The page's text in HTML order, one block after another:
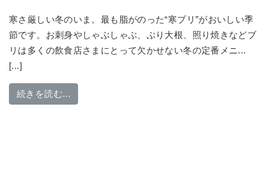
寒さ厳しい冬のいま。最も脂がのった“寒ブリ”がおいしい季
節です。お刺身やしゃぶしゃぶ、ぶり大根、照り焼きなどブ
リは多くの飲食店さまにとって欠かせない冬の定番メニ...
[...]
続きを読む...